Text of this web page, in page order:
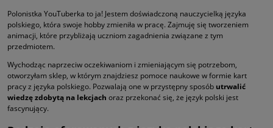
Polonistka YouTuberka to ja! Jestem doświadczoną nauczycielką języka
polskiego, która swoje hobby zmieniła w pracę. Zajmuję się tworzeniem
animacji, które przybliżają uczniom zagadnienia związane z tym
przedmiotem.
Wychodząc naprzeciw oczekiwaniom i zmieniającym się potrzebom,
otworzyłam sklep, w którym znajdziesz pomoce naukowe w formie kart
pracy z języka polskiego. Pozwalają one w przystępny sposób utrwalić
wiedzę zdobytą na lekcjach oraz przekonać się, że język polski jest
fascynujący.